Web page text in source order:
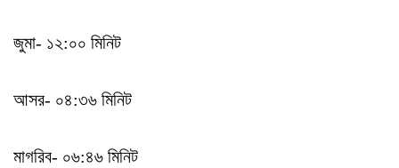
জুমা- ১২:০০ মিনিট
আসর- ০৪:৩৬ মিনিট
মাগরিব- ০৬:৪৬ মিনিট